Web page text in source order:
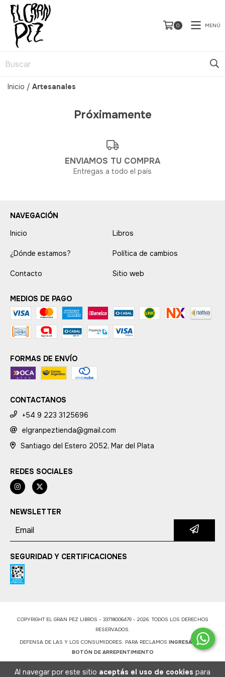
Al navegar por este sitio aceptás el uso de cookies para
0 MENÚ
Inicio / Artesanales
Próximamente
ENVIAMOS TU COMPRA
Entregas a todo el país
NAVEGACIÓN
Inicio
Libros
¿Dónde estamos? Política de cambios
Contacto Sitio web
MEDIOS DE PAGO
FORMAS DE ENVÍO
CONTACTANOS
+54 9 223 3125696
elgranpeztienda@gmail.com
Santiago del Estero 2052, Mar del Plata
REDES SOCIALES
NEWSLETTER
SEGURIDAD Y CERTIFICACIONES
COPYRIGHT EL GRAN PEZ LIBROS - 33718006479 - 2026. TODOS LOS DERECHOS
RESERVADOS.
DEFENSA DE LAS Y LOS CONSUMIDORES. PARA RECLAMOS INGRESÁ ACÁ.
BOTÓN DE ARREPENTIMIENTO